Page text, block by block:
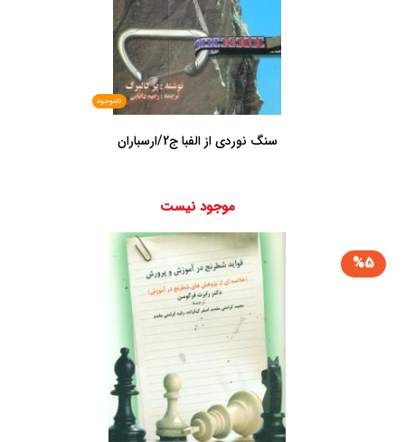
ناموجود
سنگ نوردی از الفبا ج2/ارسباران
موجود نیست
%5